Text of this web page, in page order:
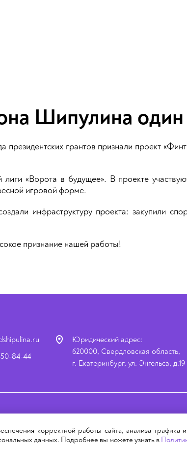
Шипулина один
грантов признали проект
«Ворота в будущее». В проекте
игровой форме.
инфраструктуру проекта: закупили
признание нашей работы!
84-44
Юридический адрес:
620000, Свердловская область,
г. Екатеринбург, ул. Энгельса, д.19
корректной работы сайта, анализа трафика и
данных. Подробнее вы можете узнать в